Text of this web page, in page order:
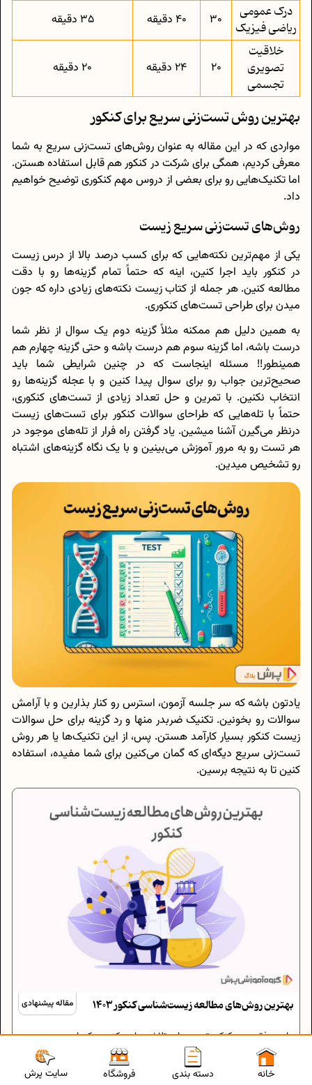
درک عمومی
ریاضی فیزیک
30 40 دقیقه 35 دقیقه
خلاقیت
تصویری
تجسمی
20 24 دقیقه 20 دقیقه
بهترین روش تست‌زنی سریع برای کنکور
مواردی که در این مقاله به عنوان روش‌های تست‌زنی سریع به شما
معرفی کردیم، همگی برای شرکت در کنکور هم قابل استفاده هستن.
اما تکنیک‌هایی رو برای بعضی از دروس مهم کنکوری توضیح خواهیم
داد.
روش‌های تست‌زنی سریع زیست
یکی از مهم‌ترین نکته‌هایی که برای کسب درصد بالا از درس زیست
در کنکور باید اجرا کنین، اینه که حتماً تمام گزینه‌ها رو با دقت
مطالعه کنین. هر جمله از کتاب زیست نکته‌های زیادی داره که جون
میدن برای طراحی تست‌های کنکوری.
به همین دلیل هم ممکنه مثلاً گزینه دوم یک سوال از نظر شما
درست باشه، اما گزینه سوم هم درست باشه و حتی گزینه چهارم هم
همینطور!! مسئله اینجاست که در چنین شرایطی شما باید
صحیح‌ترین جواب رو برای سوال پیدا کنین و با عجله گزینه‌ها رو
انتخاب نکنین. با تمرین و حل تعداد زیادی از تست‌های کنکوری،
حتماً با تله‌هایی که طراحای سوالات کنکور برای تست‌های زیست
درنظر می‌گیرن آشنا میشین. یاد گرفتن راه فرار از تله‌های موجود در
هر تست رو به مرور آموزش می‌بینین و با یک نگاه گزینه‌های اشتباه
رو تشخیص میدین.
یادتون باشه که سر جلسه آزمون، استرس رو کنار بذارین و با آرامش
سوالات رو بخونین. تکنیک ضربدر منها و رد گزینه برای حل سوالات
زیست کنکور بسیار کارآمد هستن. پس، از این تکنیک‌ها یا هر روش
تست‌زنی سریع دیگه‌ای که گمان می‌کنین برای شما مفیده، استفاده
کنین تا به نتیجه برسین.
مقاله پیشنهادی بهترین روش‌های مطالعه زیست‌شناسی کنکور 1403
برای موفقیت در کنکور تجربی باید تلاش زیادی کنین، یکی از
دروس مهم، درس زیست‌شناسیه، برای آشنایی با بهترین
روش‌های مطالعه زیست‌شناسی کنکور با ما باشین.
سایت پرش فروشگاه دسته بندی خانه